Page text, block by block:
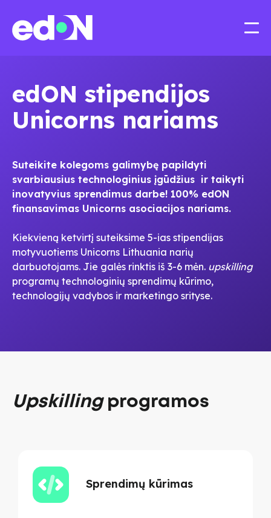
edON stipendijos
Unicorns nariams
Suteikite kolegoms galimybę papildyti
svarbiausius technologinius įgūdžius ir taikyti
inovatyvius sprendimus darbe! 100% edON
finansavimas Unicorns asociacijos nariams.
Kiekvieną ketvirtį suteiksime 5-ias stipendijas
motyvuotiems Unicorns Lithuania narių
darbuotojams. Jie galės rinktis iš 3-6 mėn. upskilling
programų technologinių sprendimų kūrimo,
technologijų vadybos ir marketingo srityse.
Upskillingprogramos
Sprendimų kūrimas